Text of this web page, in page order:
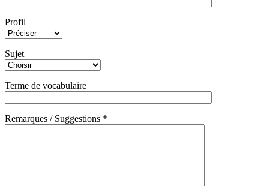
Profil
Sujet
Terme de vocabulaire
Remarques / Suggestions *